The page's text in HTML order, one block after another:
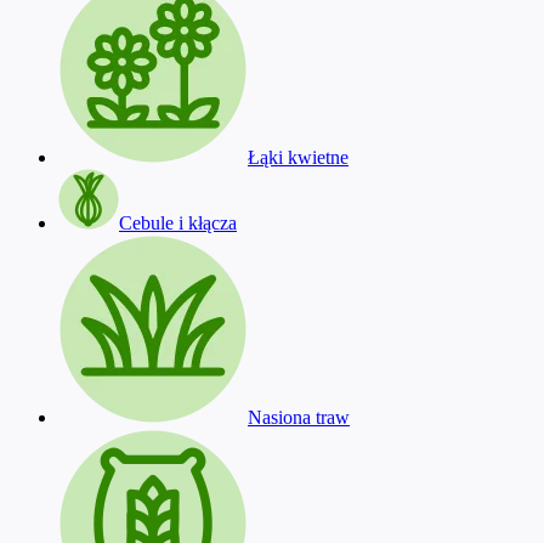
Łąki kwietne
Cebule i kłącza
Nasiona traw